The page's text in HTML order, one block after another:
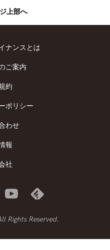
上部へ
ナンスとは
ご案内
約
ポリシー
わせ
報
社
Rights Reserved.